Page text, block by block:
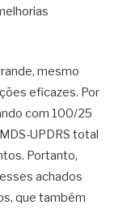
mesmo
eficazes. Por
com 100/25
UPDRS total
Portanto,
achados
que também